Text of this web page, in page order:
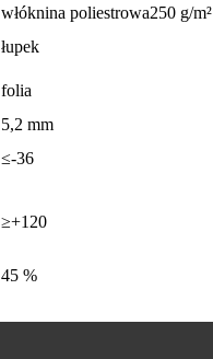
włóknina poliestrowa250 g/m²
łupek
folia
5,2 mm
≤-36
≥+120
45 %